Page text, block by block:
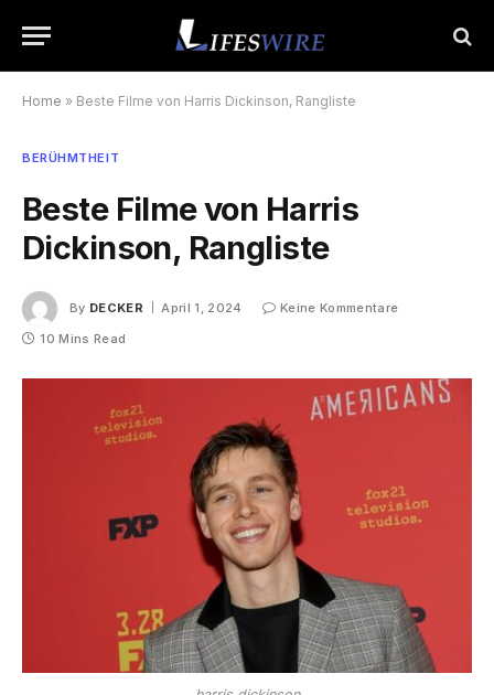
Home » Beste Filme von Harris Dickinson, Rangliste
BERÜHMTHEIT
Beste Filme von Harris
Dickinson, Rangliste
By DECKER April 1, 2024
Keine Kommentare
10 Mins Read